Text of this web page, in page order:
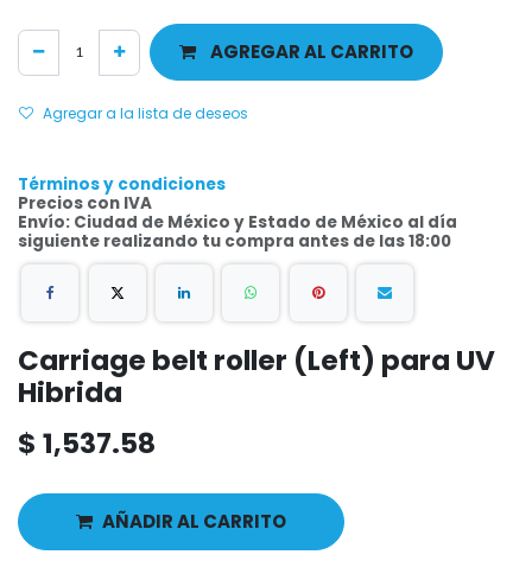
AGREGAR AL CARRITO
Agregar a la lista de deseos
Términos y condiciones
Precios con IVA
Envío: Ciudad de México y Estado de México al día
siguiente realizando tu compra antes de las 18:00
Carriage belt roller (Left) para UV
Hibrida
$ 1,537.58
AÑADIR AL CARRITO